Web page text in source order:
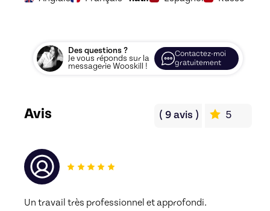
Des questions ?
Je vous réponds sur la
messagerie Wooskill !
Contactez-moi
gratuitement
Avis ( 9avis ) 5
Un travail très professionnel et approfondi.